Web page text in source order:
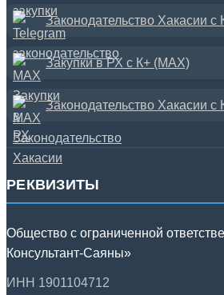
Законодательство Хакасии с
Закупки в РХ с К+ (MAX)
Законодательство Хакасии с
РЕКВИЗИТЫ
Общество с ограниченной
Консультант-Саяны»
ИНН 1901104712